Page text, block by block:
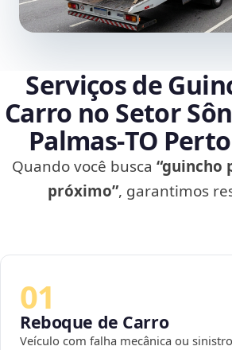
Serviços de
Carro no Setor
Palmas‑TO
Quando você busca “guincho
próximo”, garantimos
01
Reboque de Carro
Veículo com falha mecânica ou